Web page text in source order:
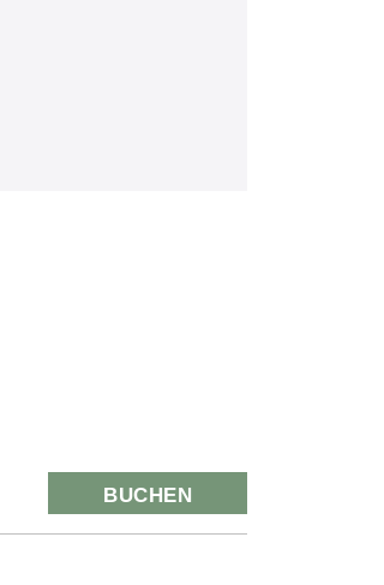
BUCHEN